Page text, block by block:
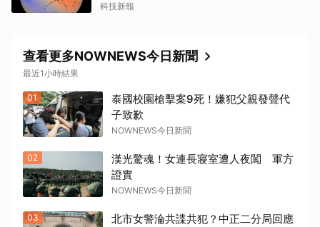
科技新報
查看更多NOWNEWS今日新聞
最近1小時結果
01
泰國校園槍擊案9死！嫌犯父親發聲代
子致歉
NOWNEWS今日新聞
02
漢光驚魂！女連長寢室遭人夜闖 軍方
證實
NOWNEWS今日新聞
03
北市女警淪共諜共犯？中正二分局回應